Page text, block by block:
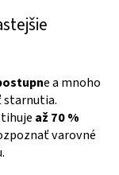
e a mnoho
starnutia.
až 70 %
varovné